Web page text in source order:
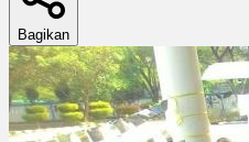
Bagikan